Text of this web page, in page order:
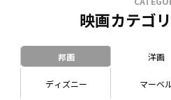
映画カテゴ
邦画 洋画
ディズニー マーベ